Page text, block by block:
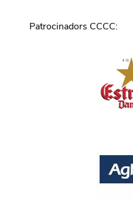
Patrocinadors CCCC: